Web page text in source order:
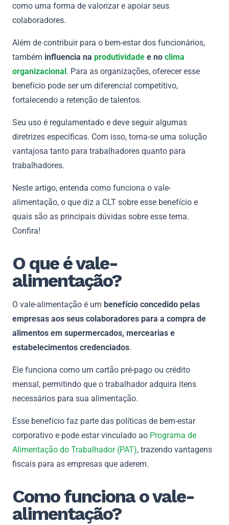
como uma forma de valorizar e apoiar seus
colaboradores.
Além de contribuir para o bem-estar dos funcionários,
também influencia na produtividade e no clima
organizacional. Para as organizações, oferecer esse
benefício pode ser um diferencial competitivo,
fortalecendo a retenção de talentos.
Seu uso é regulamentado e deve seguir algumas
diretrizes específicas. Com isso, torna-se uma solução
vantajosa tanto para trabalhadores quanto para
trabalhadores.
Neste artigo, entenda como funciona o vale-
alimentação, o que diz a CLT sobre esse benefício e
quais são as principais dúvidas sobre esse tema.
Confira!
O que é vale-
alimentação?
O vale-alimentação é um benefício concedido pelas
empresas aos seus colaboradores para a compra de
alimentos em supermercados, mercearias e
estabelecimentos credenciados.
Ele funciona como um cartão pré-pago ou crédito
mensal, permitindo que o trabalhador adquira itens
necessários para sua alimentação.
Esse benefício faz parte das políticas de bem-estar
corporativo e pode estar vinculado ao Programa de
Alimentação do Trabalhador (PAT), trazendo vantagens
fiscais para as empresas que aderem.
Como funciona o vale-
alimentação?